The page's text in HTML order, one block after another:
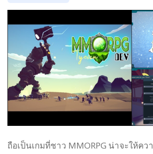
ถือเป็นเกมที่ชาว MMORPG น่าจะให้ค